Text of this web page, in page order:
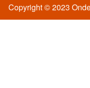
Copyright © 2023